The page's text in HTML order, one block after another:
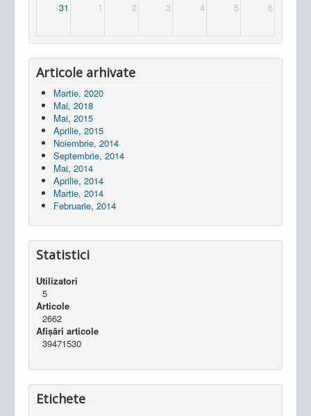
31 1 2 3 4 5 6
Articole arhivate
Martie, 2020
Mai, 2018
Mai, 2015
Aprilie, 2015
Noiembrie, 2014
Septembrie, 2014
Mai, 2014
Aprilie, 2014
Martie, 2014
Februarie, 2014
Statistici
Utilizatori
5
Articole
2662
Afișări articole
39471530
Etichete